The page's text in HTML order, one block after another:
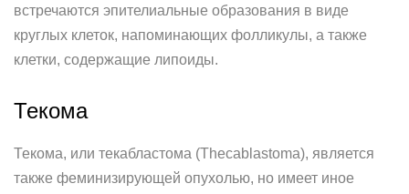
встречаются эпителиальные образования в виде
круглых клеток, напоминающих фолликулы, а также
клетки, содержащие липоиды.
Текома
Текома, или текабластома (Thecablastoma), является
также феминизирующей опухолью, но имеет иное